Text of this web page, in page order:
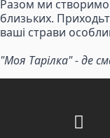
Разом ми
близьких.
ваші страви
"Моя Тарілка" - де